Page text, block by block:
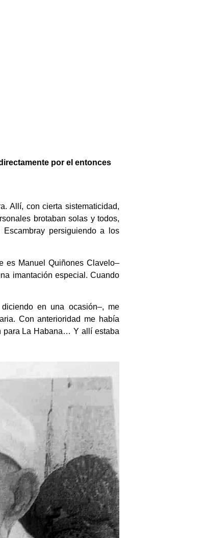
por el entonces
Allí, con cierta sistematicidad,
brotaban solas y todos,
persiguiendo a los
es Manuel Quiñones Clavelo–
imantación especial. Cuando
en una ocasión–, me
Con anterioridad me había
para La Habana… Y allí estaba